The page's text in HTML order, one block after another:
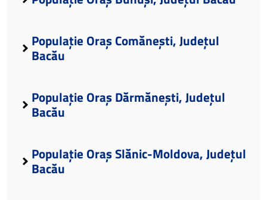
Populație Oraș Comănești, Județul
Bacău
Populație Oraș Dărmănești, Județul
Bacău
Populație Oraș Slănic-Moldova, Județul
Bacău